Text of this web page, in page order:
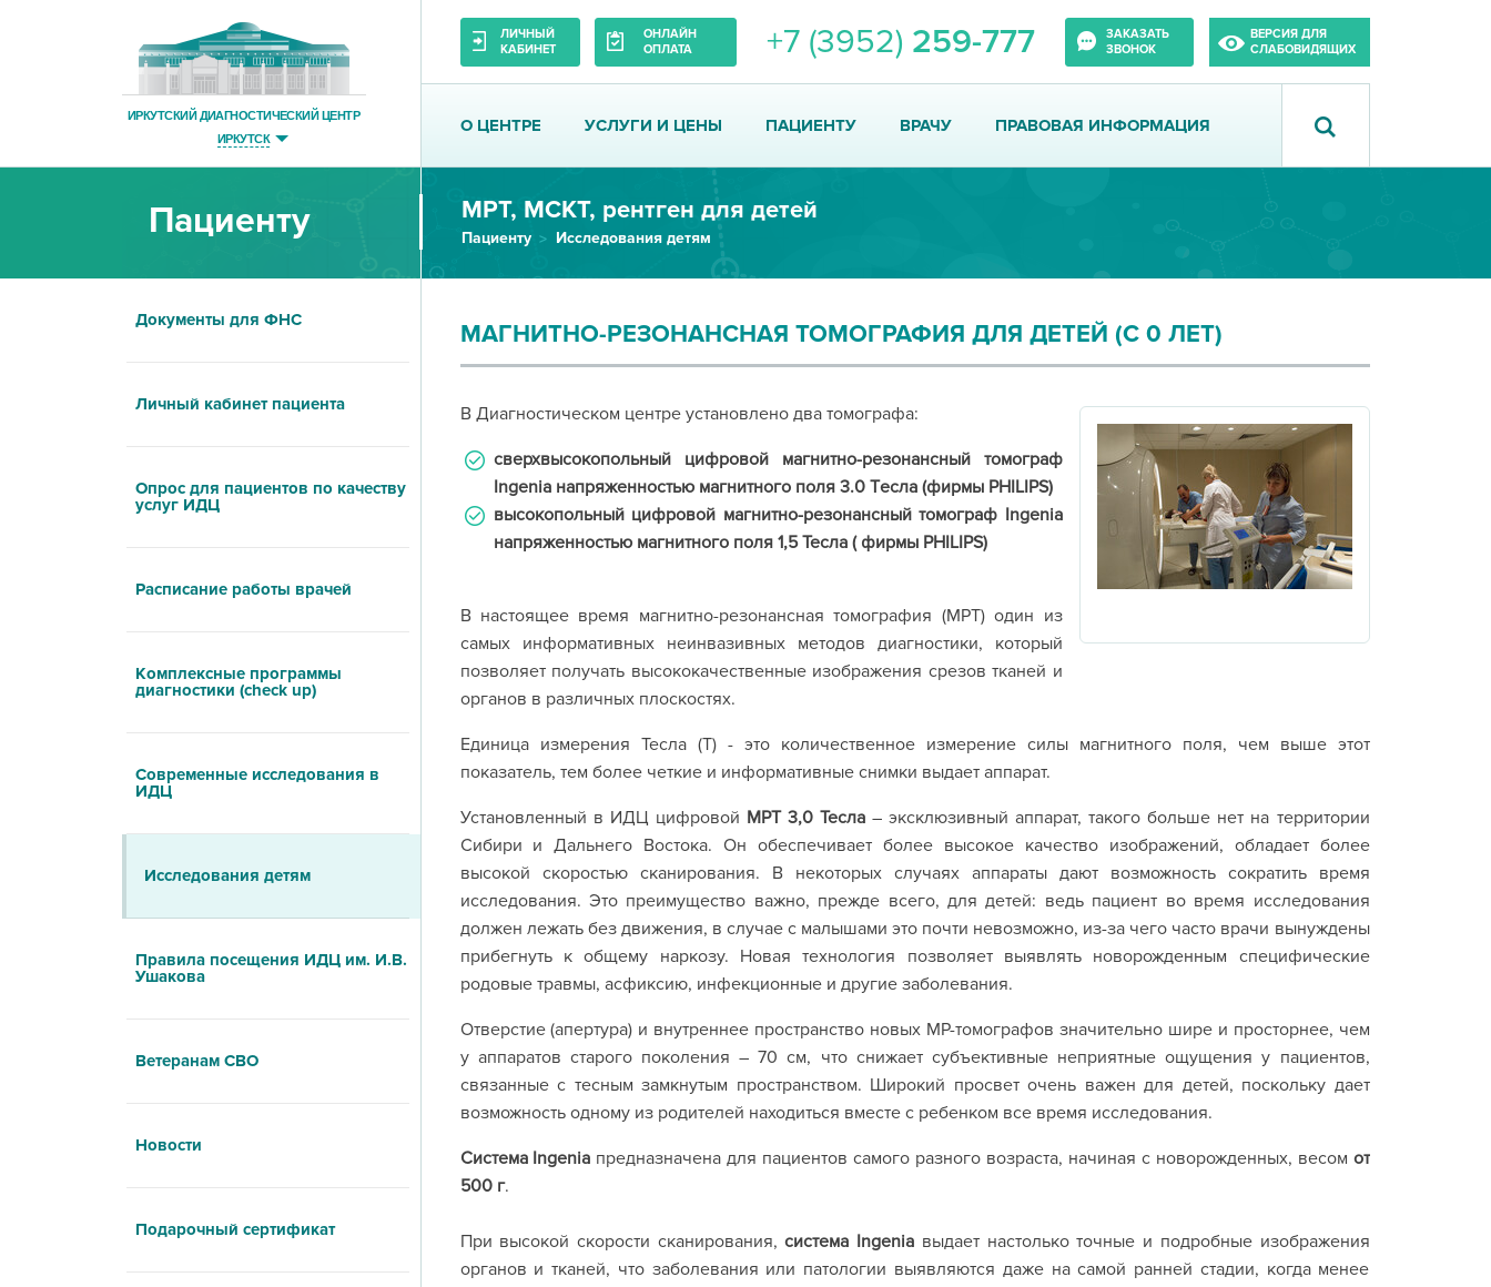
ИРКУТСКИЙ ДИАГНОСТИЧЕСКИЙ ЦЕНТР
ИРКУТСК
ЛИЧНЫЙ
КАБИНЕТ
ОНЛАЙН
ОПЛАТА
+7 (3952) 259-777
ЗАКАЗАТЬ
ЗВОНОК
ВЕРСИЯ ДЛЯ
СЛАБОВИДЯЩИХ
О ЦЕНТРЕ УСЛУГИ И ЦЕНЫ ПАЦИЕНТУ ВРАЧУ ПРАВОВАЯ ИНФОРМАЦИЯ
Пациенту МРТ, МСКТ, рентген для детей
Пациенту Исследования детям
Документы для ФНС
Личный кабинет пациента
Опрос для пациентов по качеству
услуг ИДЦ
Расписание работы врачей
Комплексные программы
диагностики (check up)
Современные исследования в
ИДЦ
Исследования детям
Правила посещения ИДЦ им. И.В.
Ушакова
Ветеранам СВО
Новости
Подарочный сертификат
МАГНИТНО-РЕЗОНАНСНАЯ ТОМОГРАФИЯ ДЛЯ ДЕТЕЙ (С 0 ЛЕТ)
В Диагностическом центре установлено два томографа:
сверхвысокопольный цифровой магнитно-резонансный томограф
Ingenia напряженностью магнитного поля 3.0 Tесла (фирмы PHILIPS)
высокопольный цифровой магнитно-резонансный томограф Ingenia
напряженностью магнитного поля 1,5 Тесла ( фирмы PHILIPS)
В настоящее время магнитно-резонансная томография (МРТ) один из
самых информативных неинвазивных методов диагностики, который
позволяет получать высококачественные изображения срезов тканей и
органов в различных плоскостях.
Единица измерения Тесла (T) - это количественное измерение силы магнитного поля, чем выше этот
показатель, тем более четкие и информативные снимки выдает аппарат.
Установленный в ИДЦ цифровой МРТ 3,0 Тесла– эксклюзивный аппарат, такого больше нет на территории
Сибири и Дальнего Востока. Он обеспечивает более высокое качество изображений, обладает более
высокой скоростью сканирования. В некоторых случаях аппараты дают возможность сократить время
исследования. Это преимущество важно, прежде всего, для детей: ведь пациент во время исследования
должен лежать без движения, в случае с малышами это почти невозможно, из-за чего часто врачи вынуждены
прибегнуть к общему наркозу. Новая технология позволяет выявлять новорожденным специфические
родовые травмы, асфиксию, инфекционные и другие заболевания.
Отверстие (апертура) и внутреннее пространство новых МР-томографов значительно шире и просторнее, чем
у аппаратов старого поколения – 70 см, что снижает субъективные неприятные ощущения у пациентов,
связанные с тесным замкнутым пространством. Широкий просвет очень важен для детей, поскольку дает
возможность одному из родителей находиться вместе с ребенком все время исследования.
Система Ingenia предназначена для пациентов самого разного возраста, начиная с новорожденных, весом от
500 г.
При высокой скорости сканирования,система Ingenia выдает настолько точные и подробные изображения
органов и тканей, что заболевания или патологии выявляются даже на самой ранней стадии, когда менее